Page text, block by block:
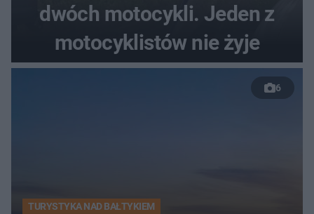
dwóch motocykli. Jeden z
motocyklistów nie żyje
6
TURYSTYKA NAD BAŁTYKIEM